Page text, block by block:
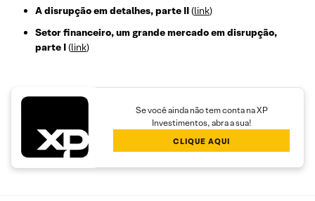
A disrupção em detalhes, parte II(link)
Setor financeiro, um grande mercado em disrupção,
parte I(link)
Se você ainda não tem conta na XP
Investimentos, abra a sua!
CLIQUE AQUI